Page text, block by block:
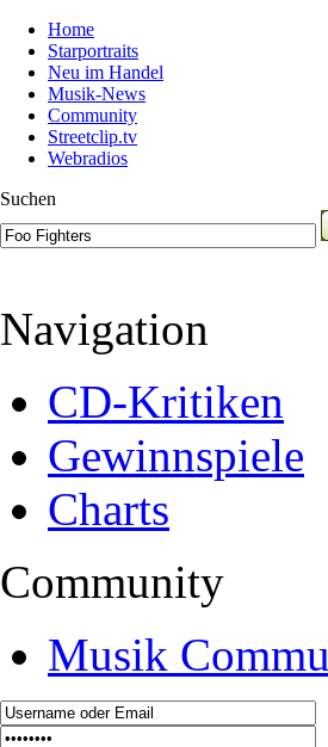
Home
Starportraits
Neu im Handel
Musik-News
Community
Streetclip.tv
Webradios
Suchen
Navigation
CD-Kritiken
Gewinnspiele
Charts
Community
Musik